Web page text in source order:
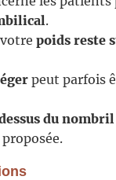
.
votrepoids reste
peut parfois
du nombril